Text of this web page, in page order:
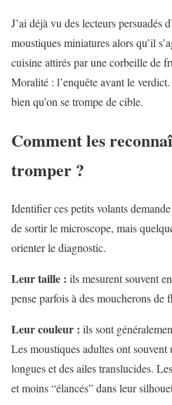
J’ai déjà vu des lecteurs persuadés
moustiques miniatures alors qu’il
cuisine attirés par une corbeille de
Moralité : l’enquête avant le
bien qu’on se trompe de cible.
Comment les
tromper ?
Identifier ces petits volants
de sortir le microscope, mais
orienter le diagnostic.
Leur taille : ils mesurent souvent
pense parfois à des moucherons de
Leur couleur : ils sont
Les moustiques adultes ont
longues et des ailes translucides.
et moins “élancés” dans leur